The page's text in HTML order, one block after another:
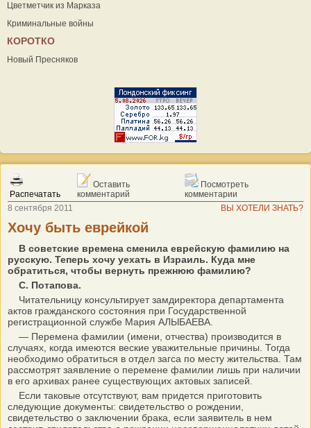
Цветметчик из Марказа
Криминальные войны
КОРОТКО
Новый Пресняков
Распечатать
Оставить
комментарий
Посмотреть
комментарии
8 сентября 2011
ВЫ ХОТЕЛИ ЗНАТЬ?
Хочу быть еврейкой
В советские времена сменила еврейскую фамилию на
русскую. Теперь хочу уехать в Израиль. Куда мне
обратиться, чтобы вернуть прежнюю фамилию?
С. Потапова.
Читательницу консультирует замдиректора департамента
актов гражданского состояния при Государственной
регистрационной службе Мария АЛЫБАЕВА.
— Перемена фамилии (имени, отчества) производится в
случаях, когда имеются веские уважительные причины. Тогда
необходимо обратиться в отдел загса по месту жительства. Там
рассмотрят заявление о перемене фамилии лишь при наличии
в его архивах ранее существующих актовых записей.
Если таковые отсутствуют, вам придется приготовить
следующие документы: свидетельство о рождении,
свидетельство о заключении брака, если заявитель в нем